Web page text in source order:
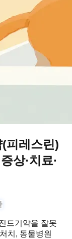
피레스린)
상·치료·
드기약을 잘못
치, 동물병원